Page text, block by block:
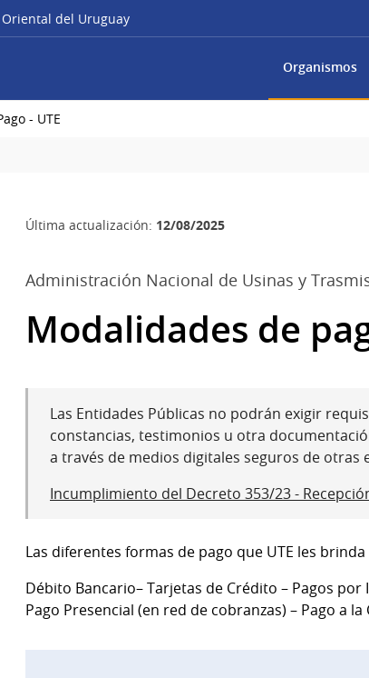
del Uruguay
Organismos
- UTE
Última actualización: 12/08/2025
Administración Nacional de Usinas y
Modalidades de
Las Entidades Públicas no podrán exigir
constancias, testimonios u otra
a través de medios digitales seguros de otras
Incumplimiento del Decreto 353/23 -
Las diferentes formas de pago que UTE les
Débito Bancario– Tarjetas de Crédito – Pagos
Pago Presencial (en red de cobranzas) – Pago a